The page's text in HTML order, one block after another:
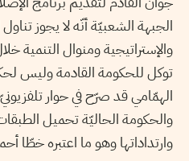
الجبهة الشعبيّة أنّه لا يجوز
والإستراتيجية ومنوال التنمية
توكل للحكومة القادمة وليس
الهمّامي قد صرّح في حوار
والحكومة الحاليّة تحميل
وارتداداتها وهو ما اعتبره خطّا